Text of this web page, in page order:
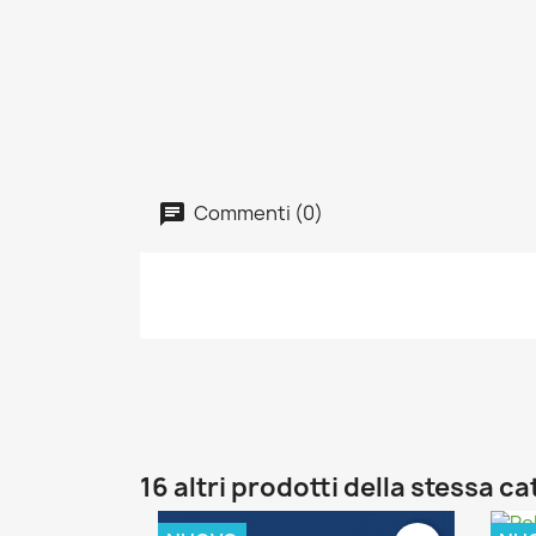
Commenti (0)
16 altri prodotti della stessa